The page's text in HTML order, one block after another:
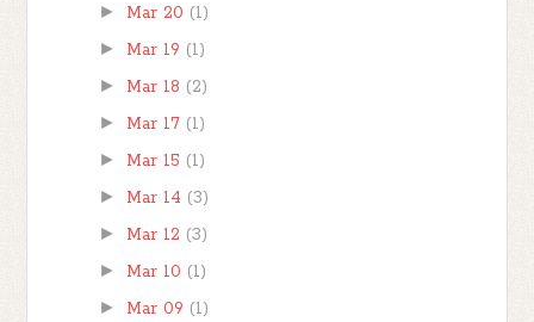
► Mar 20 (1)
► Mar 19 (1)
► Mar 18 (2)
► Mar 17 (1)
► Mar 15 (1)
► Mar 14 (3)
► Mar 12 (3)
► Mar 10 (1)
► Mar 09 (1)